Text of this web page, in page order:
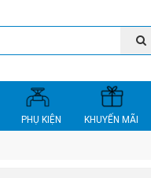
PHỤ KIỆN KHUYẾN MÃI